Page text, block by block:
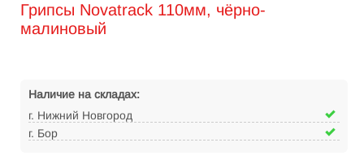
Грипсы Novatrack 110мм, чёрно-
малиновый
Наличие на складах:
г. Нижний Новгород
г. Бор